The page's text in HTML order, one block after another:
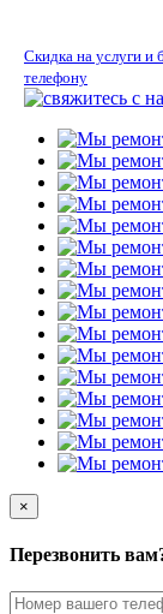
Скидка на услуги и
телефону
×
Перезвонить